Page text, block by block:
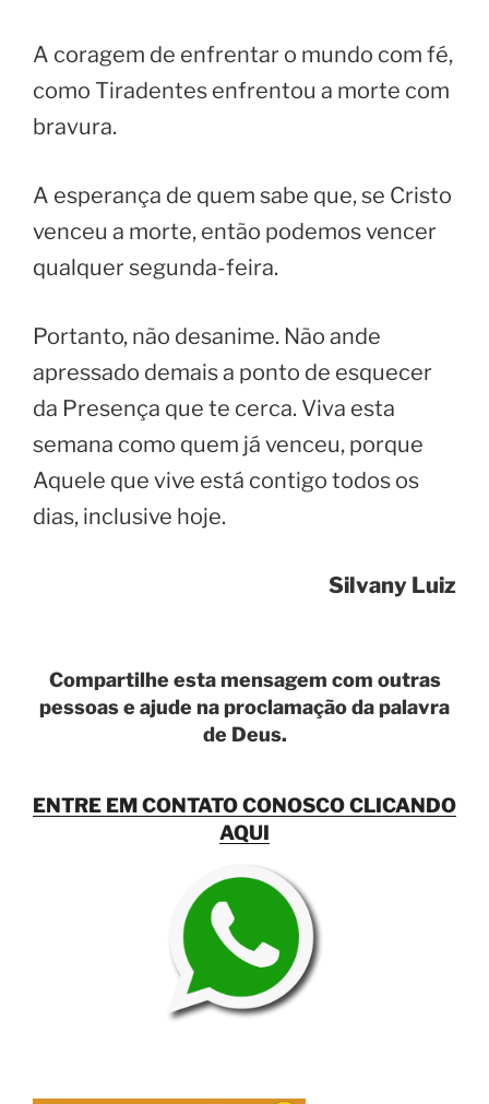
A coragem de enfrentar o mundo com fé,
como Tiradentes enfrentou a morte com
bravura.
A esperança de quem sabe que, se Cristo
venceu a morte, então podemos vencer
qualquer segunda-feira.
Portanto, não desanime. Não ande
apressado demais a ponto de esquecer
da Presença que te cerca. Viva esta
semana como quem já venceu, porque
Aquele que vive está contigo todos os
dias, inclusive hoje.
Silvany Luiz
Compartilhe esta mensagem com outras
pessoas e ajude na proclamação da palavra
de Deus.
ENTRE EM CONTATO CONOSCO CLICANDO
AQUI